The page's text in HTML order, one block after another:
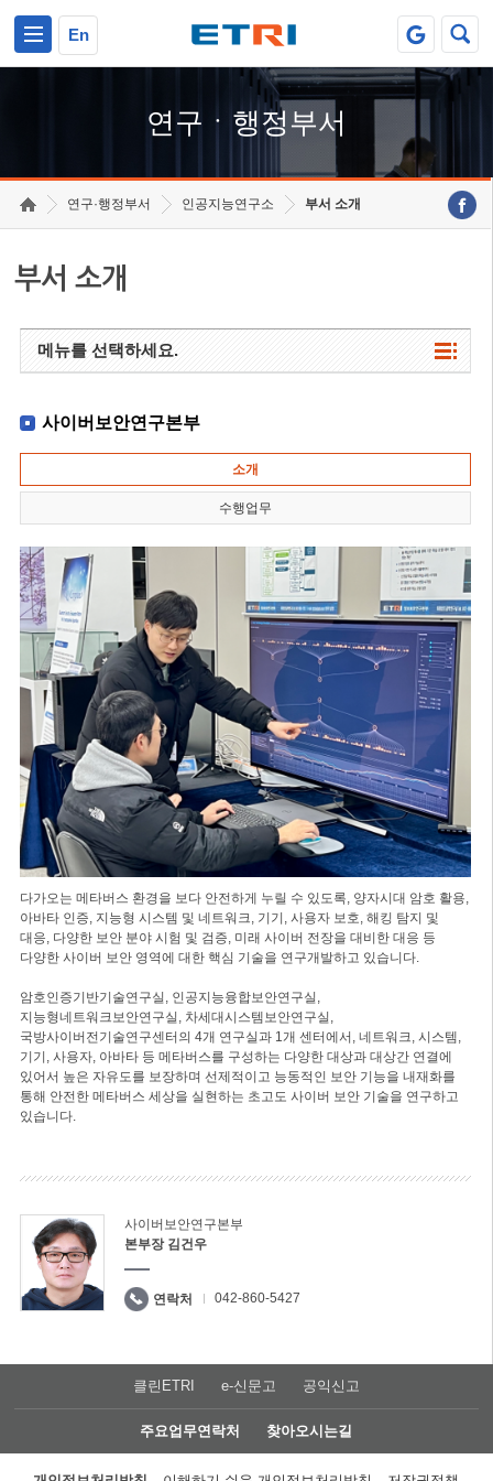
En
연구ㆍ행정부서
연구·행정부서 인공지능연구소 부서 소개
부서 소개
메뉴를 선택하세요.
사이버보안연구본부
소개
수행업무
다가오는 메타버스 환경을 보다 안전하게 누릴 수 있도록, 양자시대 암호 활용,
아바타 인증, 지능형 시스템 및 네트워크, 기기, 사용자 보호, 해킹 탐지 및
대응, 다양한 보안 분야 시험 및 검증, 미래 사이버 전장을 대비한 대응 등
다양한 사이버 보안 영역에 대한 핵심 기술을 연구개발하고 있습니다.
암호인증기반기술연구실, 인공지능융합보안연구실,
지능형네트워크보안연구실, 차세대시스템보안연구실,
국방사이버전기술연구센터의 4개 연구실과 1개 센터에서, 네트워크, 시스템,
기기, 사용자, 아바타 등 메타버스를 구성하는 다양한 대상과 대상간 연결에
있어서 높은 자유도를 보장하며 선제적이고 능동적인 보안 기능을 내재화를
통해 안전한 메타버스 세상을 실현하는 초고도 사이버 보안 기술을 연구하고
있습니다.
사이버보안연구본부
본부장 김건우
연락처 042-860-5427
클린ETRI e-신문고 공익신고
주요업무연락처 찾아오시는길